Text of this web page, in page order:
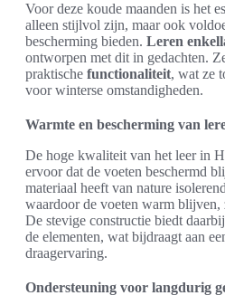
Voor deze koude maanden is het
alleen stijlvol zijn, maar ook
bescherming bieden. Leren
ontworpen met dit in gedachten.
praktische functionaliteit, wat ze
voor winterse omstandigheden.
Warmte en bescherming van
De hoge kwaliteit van het leer in
ervoor dat de voeten beschermd
materiaal heeft van nature
waardoor de voeten warm blijven,
De stevige constructie biedt
de elementen, wat bijdraagt aan
draagervaring.
Ondersteuning voor langdurig